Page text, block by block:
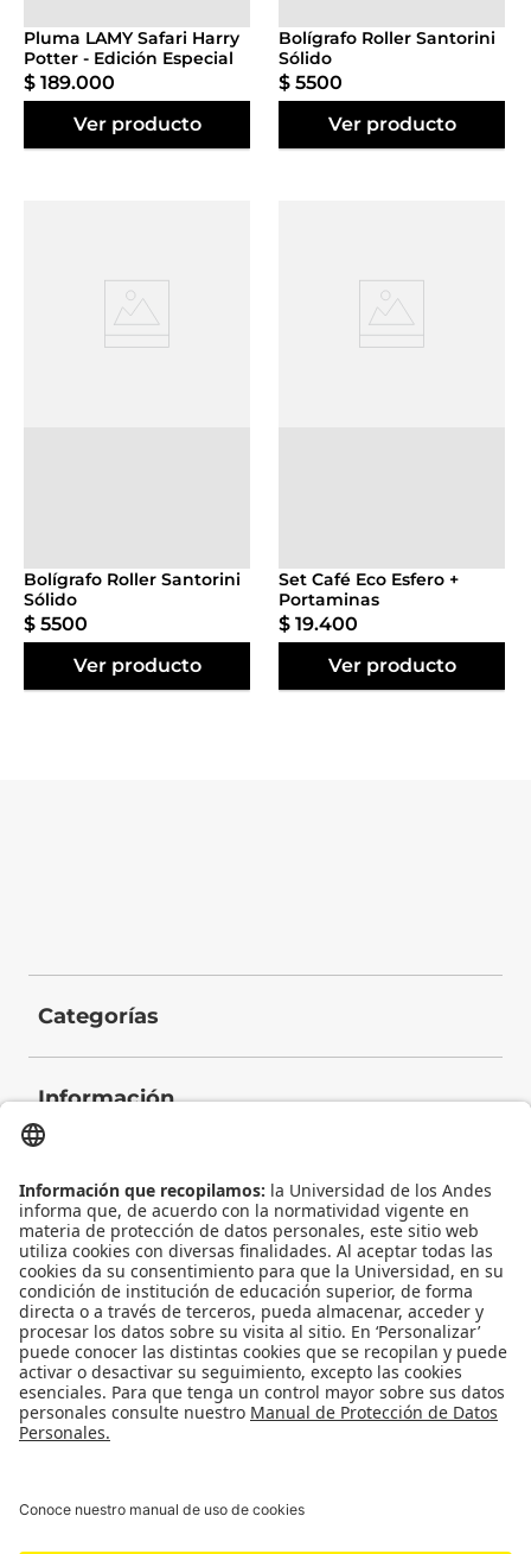
Pluma LAMY Safari Harry
Potter - Edición Especial
$ 189.000
Ver producto
Bolígrafo Roller Santorini
Sólido
$ 5500
Ver producto
Bolígrafo Roller Santorini
Sólido
$ 5500
Ver producto
Set Café Eco Esfero +
Portaminas
$ 19.400
Ver producto
Categorías
Información
Contacto
Universidad de los Andes | Vigilada Mineducación
Reconocimiento como Universidad: Decreto 1297 del 30 de mayo de 1964.
Reconocimiento personería jurídica: Resolución 28 del 23 de febrero de 1949
vigentes sobre propiedad Intelectual, por lo tanto su utilización parcial o total,